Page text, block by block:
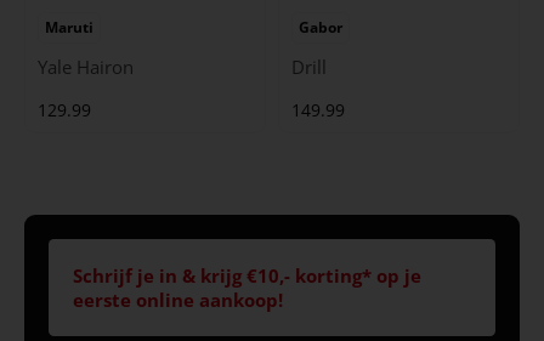
Maruti
Yale Hairon
129.99
Gabor
Drill
149.99
Schrijf je in & krijg €10,- korting* op je
eerste online aankoop!